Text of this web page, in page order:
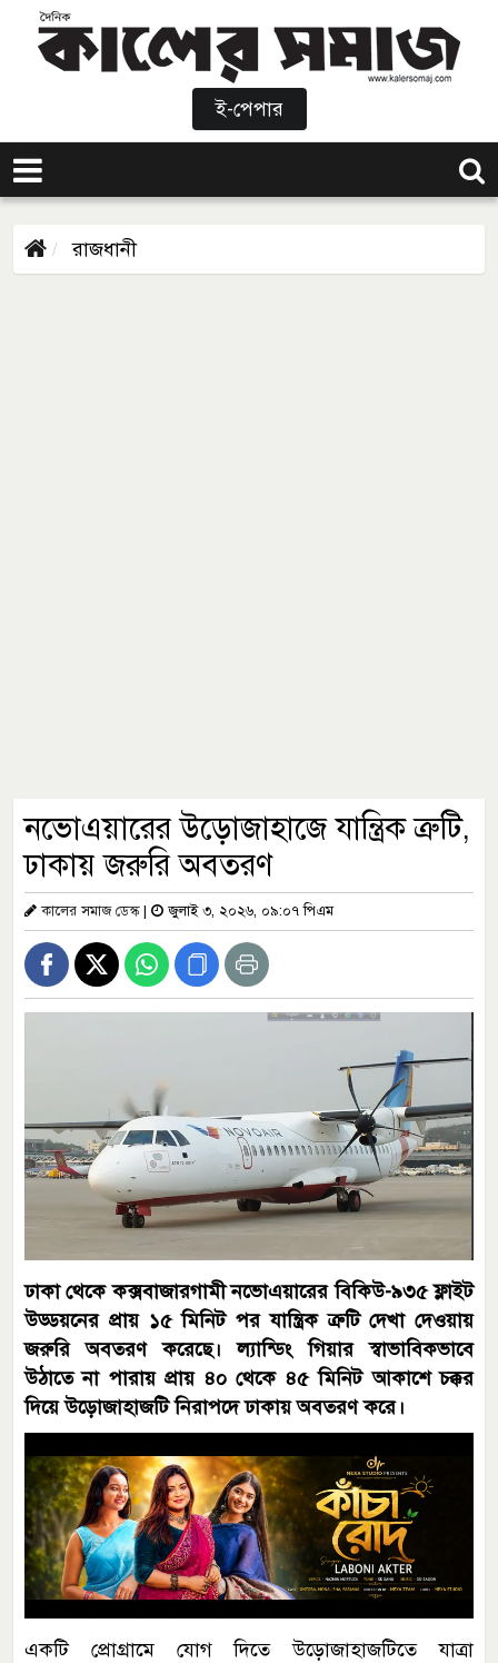
ই-পেপার
রাজধানী
নভোএয়ারের উড়োজাহাজে যান্ত্রিক ত্রুটি,
ঢাকায় জরুরি অবতরণ
কালের সমাজ ডেস্ক| জুলাই ৩, ২০২৬, ০৯:০৭ পিএম
ঢাকা থেকে কক্সবাজারগামী নভোএয়ারের বিকিউ-৯৩৫ ফ্লাইট
উড্ডয়নের প্রায় ১৫ মিনিট পর যান্ত্রিক ত্রুটি দেখা দেওয়ায়
জরুরি অবতরণ করেছে। ল্যান্ডিং গিয়ার স্বাভাবিকভাবে
উঠাতে না পারায় প্রায় ৪০ থেকে ৪৫ মিনিট আকাশে চক্কর
দিয়ে উড়োজাহাজটি নিরাপদে ঢাকায় অবতরণ করে।
একটি প্রোগ্রামে যোগ দিতে উড়োজাহাজটিতে যাত্রা